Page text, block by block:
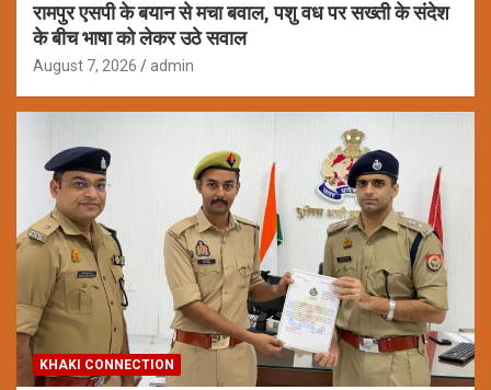
रामपुर एसपी के बयान से मचा बवाल, पशु वध पर सख्ती के संदेश
के बीच भाषा को लेकर उठे सवाल
August 7, 2026 admin
KHAKI CONNECTION